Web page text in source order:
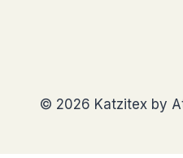
© 2026 Katzitex by